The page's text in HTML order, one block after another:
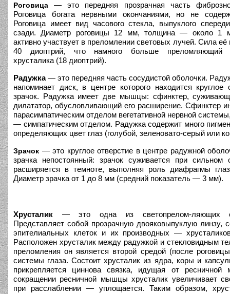
Роговица — это передняя прозрачная часть
Роговица богата нервными окончаниями, но не
Роговица имеет вид часового стекла, выпуклого
сзади. Диаметр роговицы 12 мм, толщина — около 1
активно участвует в преломлении световых лучей. Сила
40 диоптрий, что намного больше преломляющий
хрусталика (18 диоптрий).
Радужка— это передняя часть сосудистой оболочки.
напоминает диск, в центре которого находится
зрачок. Радужка имеет две мышцы: сфинктер,
дилататор, обусловливающий его расширение. Сфинктер
парасимпатическим отделом вегетативной нервной
— симпатическим отделом. Радужка содержит много
определяющих цвет глаз (голубой, зеленовато-серый или
Зрачок — это круглое отверстие в центре радужной
зрачка непостоянный: зрачок суживается при сильном
расширяется в темноте, выполняя роль диафрагмы
Диаметр зрачка от 1 до 8 мм (средний показатель — 3 мм).
Хрусталик — это одна из светопрелом-ляющих
Представляет собой прозрачную двояковыпуклую линзу,
эпителиальных клеток и их производных —
Расположен хрусталик между радужкой и стекловидным
преломления он является второй средой (после
системы глаза. Состоит хрусталик из ядра, коры и
прикрепляется циннова связка, идущая от
сокращении ресничной мышцы хрусталик увеличивает
при расслаблении — уплощается. Таким образом,